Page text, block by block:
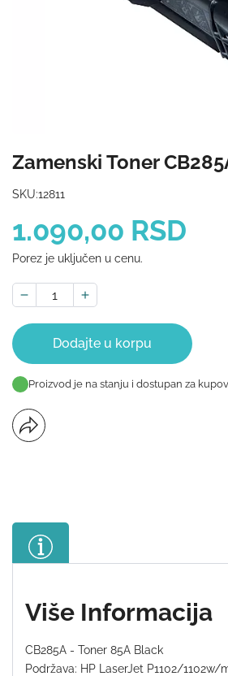
Zamenski Toner
SKU:12811
1.090,00 RSD
Porez je uključen u cenu.
Dodajte u korpu
Proizvod je na stanju i dostupan za
Više Informacija
CB285A - Toner 85A Black
Podržava: HP LaserJet P1102/1102w/